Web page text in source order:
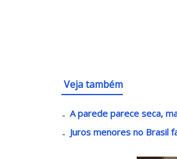
Veja também
A parede parece seca,
Juros menores no Brasil